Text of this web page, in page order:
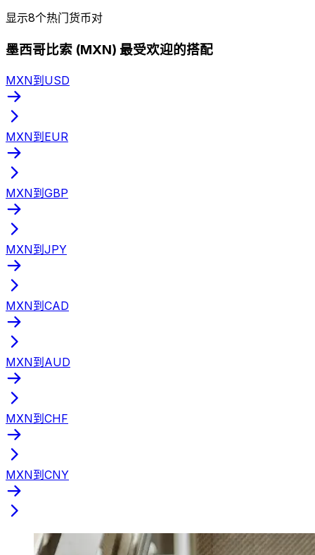
显示8个热门货币对
墨西哥比索 (MXN) 最受欢迎的搭配
MXN到USD
MXN到EUR
MXN到GBP
MXN到JPY
MXN到CAD
MXN到AUD
MXN到CHF
MXN到CNY